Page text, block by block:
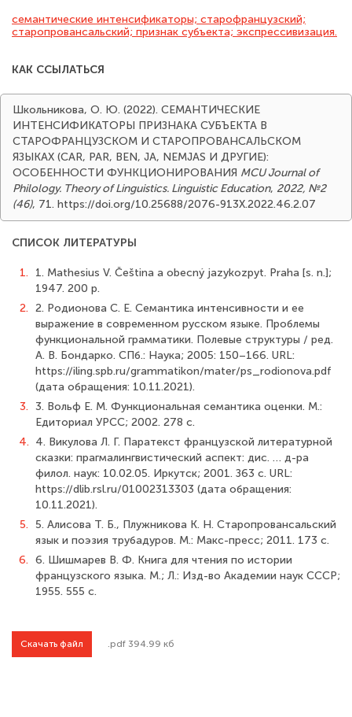
семантические интенсификаторы; старофранцузский;
старопровансальский; признак субъекта; экспрессивизация.
КАК ССЫЛАТЬСЯ
Школьникова, О. Ю. (2022). СЕМАНТИЧЕСКИЕ
ИНТЕНСИФИКАТОРЫ ПРИЗНАКА СУБЪЕКТА В
СТАРОФРАНЦУЗСКОМ И СТАРОПРОВАНСАЛЬСКОМ
ЯЗЫКАХ (CAR, PAR, BEN, JA, NEMJAS И ДРУГИЕ):
ОСОБЕННОСТИ ФУНКЦИОНИРОВАНИЯ MCU Journal of
Philology. Theory of Linguistics. Linguistic Education, 2022, №2
(46), 71. https://doi.org/10.25688/2076-913X.2022.46.2.07
СПИСОК ЛИТЕРАТУРЫ
1.
1. Mathesius V. Čeština a obecný jazykozpyt. Praha [s. n.];
1947. 200 p.
2. 2. Родионова С. Е. Семантика интенсивности и ее
выражение в современном русском языке. Проблемы
функциональной грамматики. Полевые структуры / ред.
А. В. Бондарко. СПб.: Наука; 2005: 150–166. URL:
https://iling.spb.ru/grammatikon/mater/ps_rodionova.pdf
(дата обращения: 10.11.2021).
3. 3. Вольф Е. М. Функциональная семантика оценки. М.:
Едиториал УРСС; 2002. 278 с.
4. 4. Викулова Л. Г. Паратекст французской литературной
сказки: прагмалингвистический аспект: дис. … д-ра
филол. наук: 10.02.05. Иркутск; 2001. З63 с. URL:
https://dlib.rsl.ru/01002313303 (дата обращения:
10.11.2021).
5. 5. Алисова Т. Б., Плужникова К. Н. Старопровансальский
язык и поэзия трубадуров. М.: Макс-пресс; 2011. 173 с.
6. 6. Шишмарев В. Ф. Книга для чтения по истории
французского языка. М.; Л.: Изд-во Академии наук СССР;
1955. 555 с.
Скачать файл .pdf 394.99 кб